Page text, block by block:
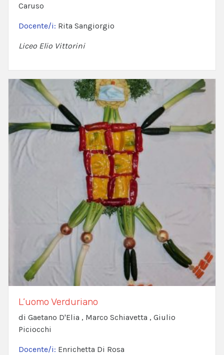
Caruso
Docente/i: Rita Sangiorgio
Liceo Elio Vittorini
L’uomo Verduriano
di Gaetano D'Elia , Marco Schiavetta , Giulio
Piciocchi
Docente/i: Enrichetta Di Rosa